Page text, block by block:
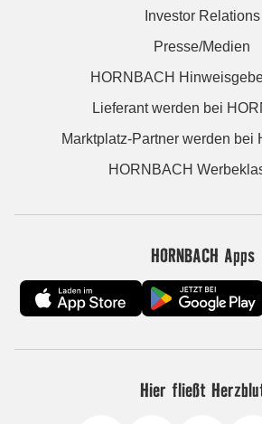
Investor Relations
Presse/Medien
HORNBACH
Lieferant werden bei
Marktplatz-Partner werden bei
HORNBACH
HORNBACH Apps
Hier fließt